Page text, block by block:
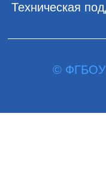
Техническая
© ФГБОУ